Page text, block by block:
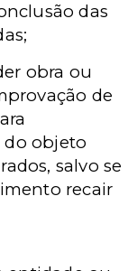
das
obra ou
de
do objeto
salvo se
recair